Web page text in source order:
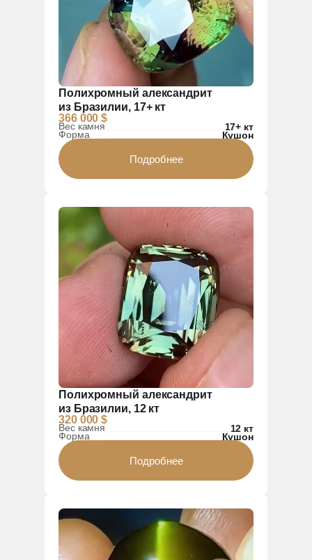
Полихромный александрит
из Бразилии, 17+ кт
366 000 $
Вес камня 17+ кт
Форма Кушон
Подробнее
Полихромный александрит
из Бразилии, 12 кт
320 000 $
Вес камня 12 кт
Форма Кушон
Подробнее